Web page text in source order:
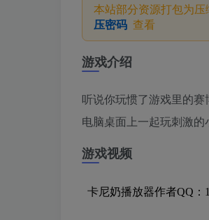
本站部分资源打包为
压密码 查看
游戏介绍
听说你玩惯了游戏里的
电脑桌面上一起玩刺激的
游戏视频